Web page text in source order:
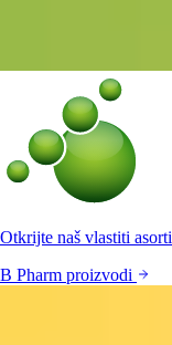
Otkrijte naš vlastiti
B Pharm proizvodi